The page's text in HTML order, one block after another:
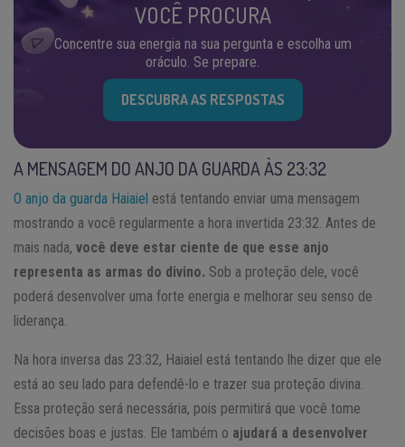
VOCÊ PROCURA
Concentre sua energia na sua pergunta e escolha um
oráculo. Se prepare.
DESCUBRA AS RESPOSTAS
A MENSAGEM DO ANJO DA GUARDA ÀS 23:32
O anjo da guarda Haiaiel está tentando enviar uma mensagem
mostrando a você regularmente a hora invertida 23:32. Antes de
mais nada, você deve estar ciente de que esse anjo
representa as armas do divino. Sob a proteção dele, você
poderá desenvolver uma forte energia e melhorar seu senso de
liderança.
Na hora inversa das 23:32, Haiaiel está tentando lhe dizer que ele
está ao seu lado para defendê-lo e trazer sua proteção divina.
Essa proteção será necessária, pois permitirá que você tome
decisões boas e justas. Ele também o ajudará a desenvolver